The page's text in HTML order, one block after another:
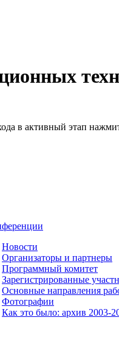
в активный этап
Новости
Организаторы и партнеры
Программный комитет
Зарегистрированные
Основные направления
Фотографии
Как это было: архив 2003-